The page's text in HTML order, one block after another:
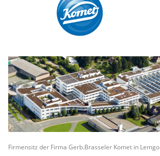
Firmensitz der Firma Gerb.Brasseler Komet in Lemgo